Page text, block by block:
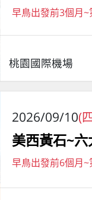
早鳥出發前3個月
桃園國際機場
2026/09/10(
美西黃石~
早鳥出發前6個月